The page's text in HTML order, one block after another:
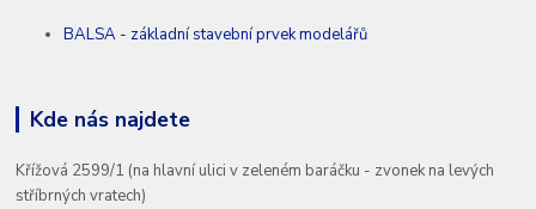
BALSA - základní stavební prvek modelářů
Kde nás najdete
Křížová 2599/1 (na hlavní ulici v zeleném baráčku - zvonek na levých
stříbrných vratech)